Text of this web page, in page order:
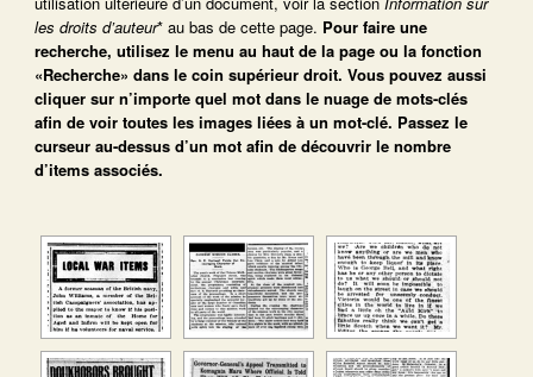
les droits d’auteur* au bas de cette page. Pour faire une
recherche, utilisez le menu au haut de la page ou la fonction
«Recherche» dans le coin supérieur droit. Vous pouvez aussi
cliquer sur n’importe quel mot dans le nuage de mots-clés
afin de voir toutes les images liées à un mot-clé. Passez le
curseur au-dessus d’un mot afin de découvrir le nombre
d’items associés.